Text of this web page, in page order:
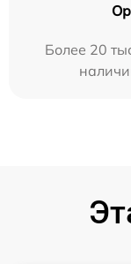
Более 20